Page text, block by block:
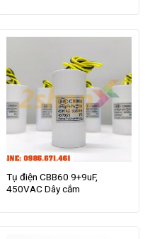
Tụ điện CBB60 9+9uF,
450VAC Dây cắm